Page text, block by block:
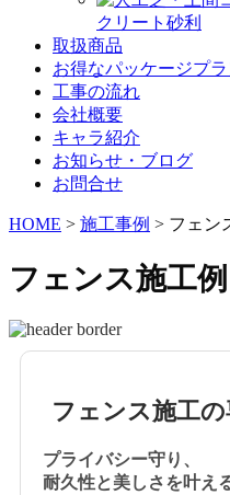
クリート砂利
取扱商品
お得なパッケージプラ
工事の流れ
会社概要
キャラ紹介
お知らせ・ブログ
お問合せ
HOME > 施工事例 > フェン
フェンス施工例
フェンス施工
プライバシー守り、
耐久性と美しさを叶え